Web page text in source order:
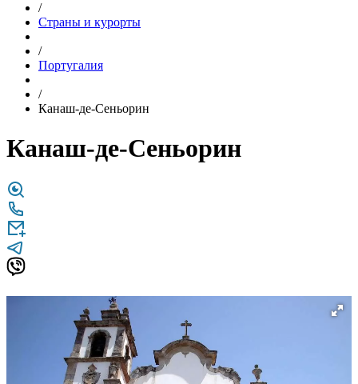
/
Страны и курорты
/
Португалия
/
Канаш-де-Сеньорин
Канаш-де-Сеньорин